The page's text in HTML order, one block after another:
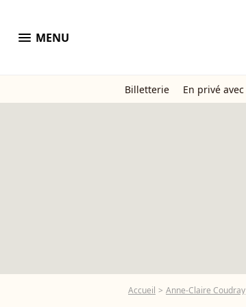
menu MENU
Billetterie En privé avec
Accueil Anne-Claire Coudray